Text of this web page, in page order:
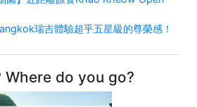
瑞吉體驗超乎五星級的尊榮感！
Where do you go?